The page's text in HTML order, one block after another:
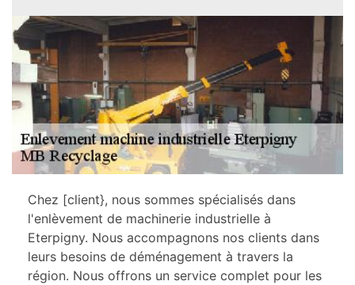
Chez [client}, nous sommes spécialisés dans
l'enlèvement de machinerie industrielle à
Eterpigny. Nous accompagnons nos clients dans
leurs besoins de déménagement à travers la
région. Nous offrons un service complet pour les